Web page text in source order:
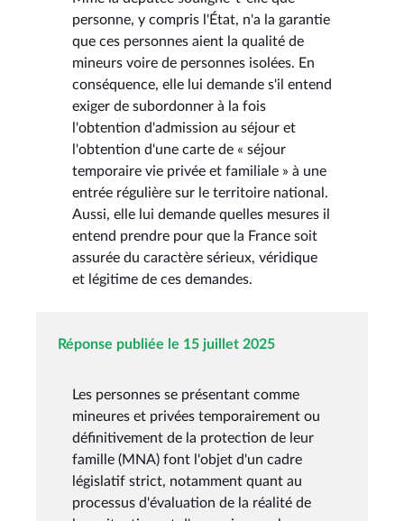
personne, y compris l'État, n'a la garantie
que ces personnes aient la qualité de
mineurs voire de personnes isolées. En
conséquence, elle lui demande s'il entend
exiger de subordonner à la fois
l'obtention d'admission au séjour et
l'obtention d'une carte de « séjour
temporaire vie privée et familiale » à une
entrée régulière sur le territoire national.
Aussi, elle lui demande quelles mesures il
entend prendre pour que la France soit
assurée du caractère sérieux, véridique
et légitime de ces demandes.
Réponse publiée le 15 juillet 2025
Les personnes se présentant comme
mineures et privées temporairement ou
définitivement de la protection de leur
famille (MNA) font l'objet d'un cadre
législatif strict, notamment quant au
processus d'évaluation de la réalité de